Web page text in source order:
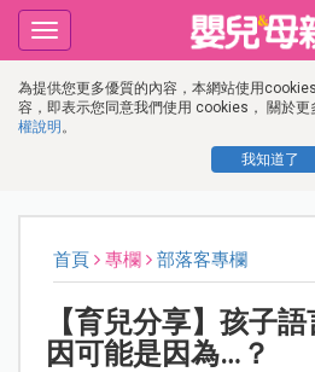
為提供您更多優質的內容，本網站使用
容，即表示您同意我們使用 cookies， 關於
權說明 。
我知道了
Toggle
navigation
首頁 專欄 部落客專欄
【育兒分享】孩子
因可能是因為…？